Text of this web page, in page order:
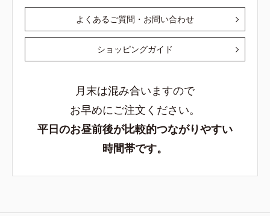
よくあるご質問・お問い合わせ
ショッピングガイド
月末は混み合いますので
お早めにご注文ください。
平日のお昼前後が比較的つながりやすい
時間帯です。